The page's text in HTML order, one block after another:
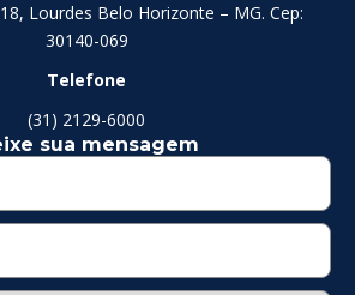
Lourdes Belo Horizonte – MG. Cep:
30140-069
Telefone
(31) 2129-6000
sua mensagem